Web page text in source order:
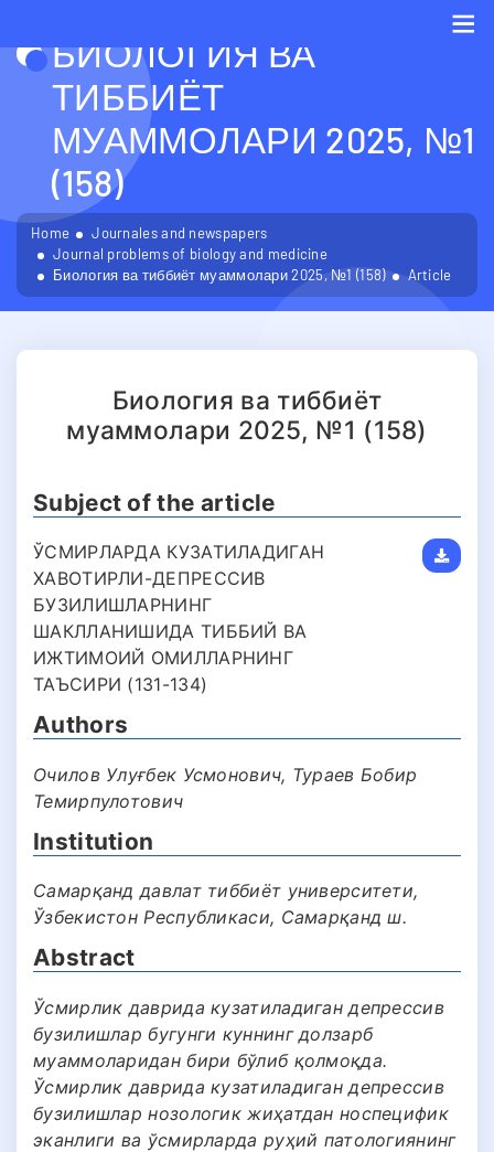
БИОЛОГИЯ ВА
ТИББИЁТ
МУАММОЛАРИ 2025, №1
(158)
Home
Journales and newspapers
Journal problems of biology and medicine
Биология ва тиббиёт муаммолари 2025, №1 (158)
Article
Биология ва тиббиёт
муаммолари 2025, №1 (158)
Subject of the article
ЎСМИРЛАРДА КУЗАТИЛАДИГАН
ХАВОТИРЛИ-ДЕПРЕССИВ
БУЗИЛИШЛАРНИНГ
ШАКЛЛАНИШИДА ТИББИЙ ВА
ИЖТИМОИЙ ОМИЛЛАРНИНГ
ТАЪСИРИ (131-134)
Authors
Очилов Улуғбек Усмонович, Тураев Бобир
Темирпулотович
Institution
Самарқанд давлат тиббиёт университети,
Ўзбекистон Республикаси, Самарқанд ш.
Abstract
Ўсмирлик даврида кузатиладиган депрессив
бузилишлар бугунги куннинг долзарб
муаммоларидан бири бўлиб қолмоқда.
Ўсмирлик даврида кузатиладиган депрессив
бузилишлар нозологик жиҳатдан ноcпецифик
эканлиги ва ўсмирларда руҳий патологиянинг